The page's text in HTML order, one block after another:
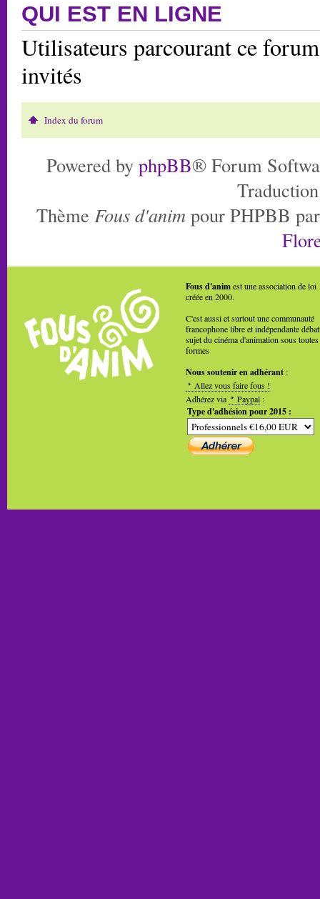
QUI EST EN LIGNE
Utilisateurs parcourant ce
invités
Index du forum
Powered by phpBB® Forum
Thème Fous d'anim pour PHPBB
Fous d'animest une association de loi
créée en 2000.
C'est aussi et surtout une communauté
francophone libre et indépendante
sujet du cinéma d'animation sous toutes
formes
Nous soutenir en adhérant :
Allez vous faire fous !
Adhérez via
Paypal :
Type d'adhésion pour 2015 :